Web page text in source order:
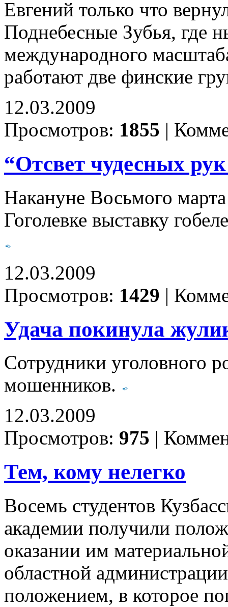
Евгений только что
Поднебесные Зубья, где
международного
работают две финские
12.03.2009
Просмотров: 1855 |
“Отсвет чудесных
Накануне Восьмого
Гоголевке выставку
12.03.2009
Просмотров: 1429 |
Удача покинула
Сотрудники уголовного
мошенников.
12.03.2009
Просмотров: 975 |
Тем, кому нелегко
Восемь студентов
академии получили
оказании им
областной
положением, в которое